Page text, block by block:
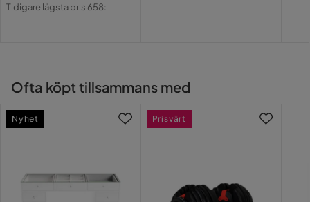
Tidigare lägsta pris 658:-
Ofta köpt tillsammans med
Nyhet Prisvärt